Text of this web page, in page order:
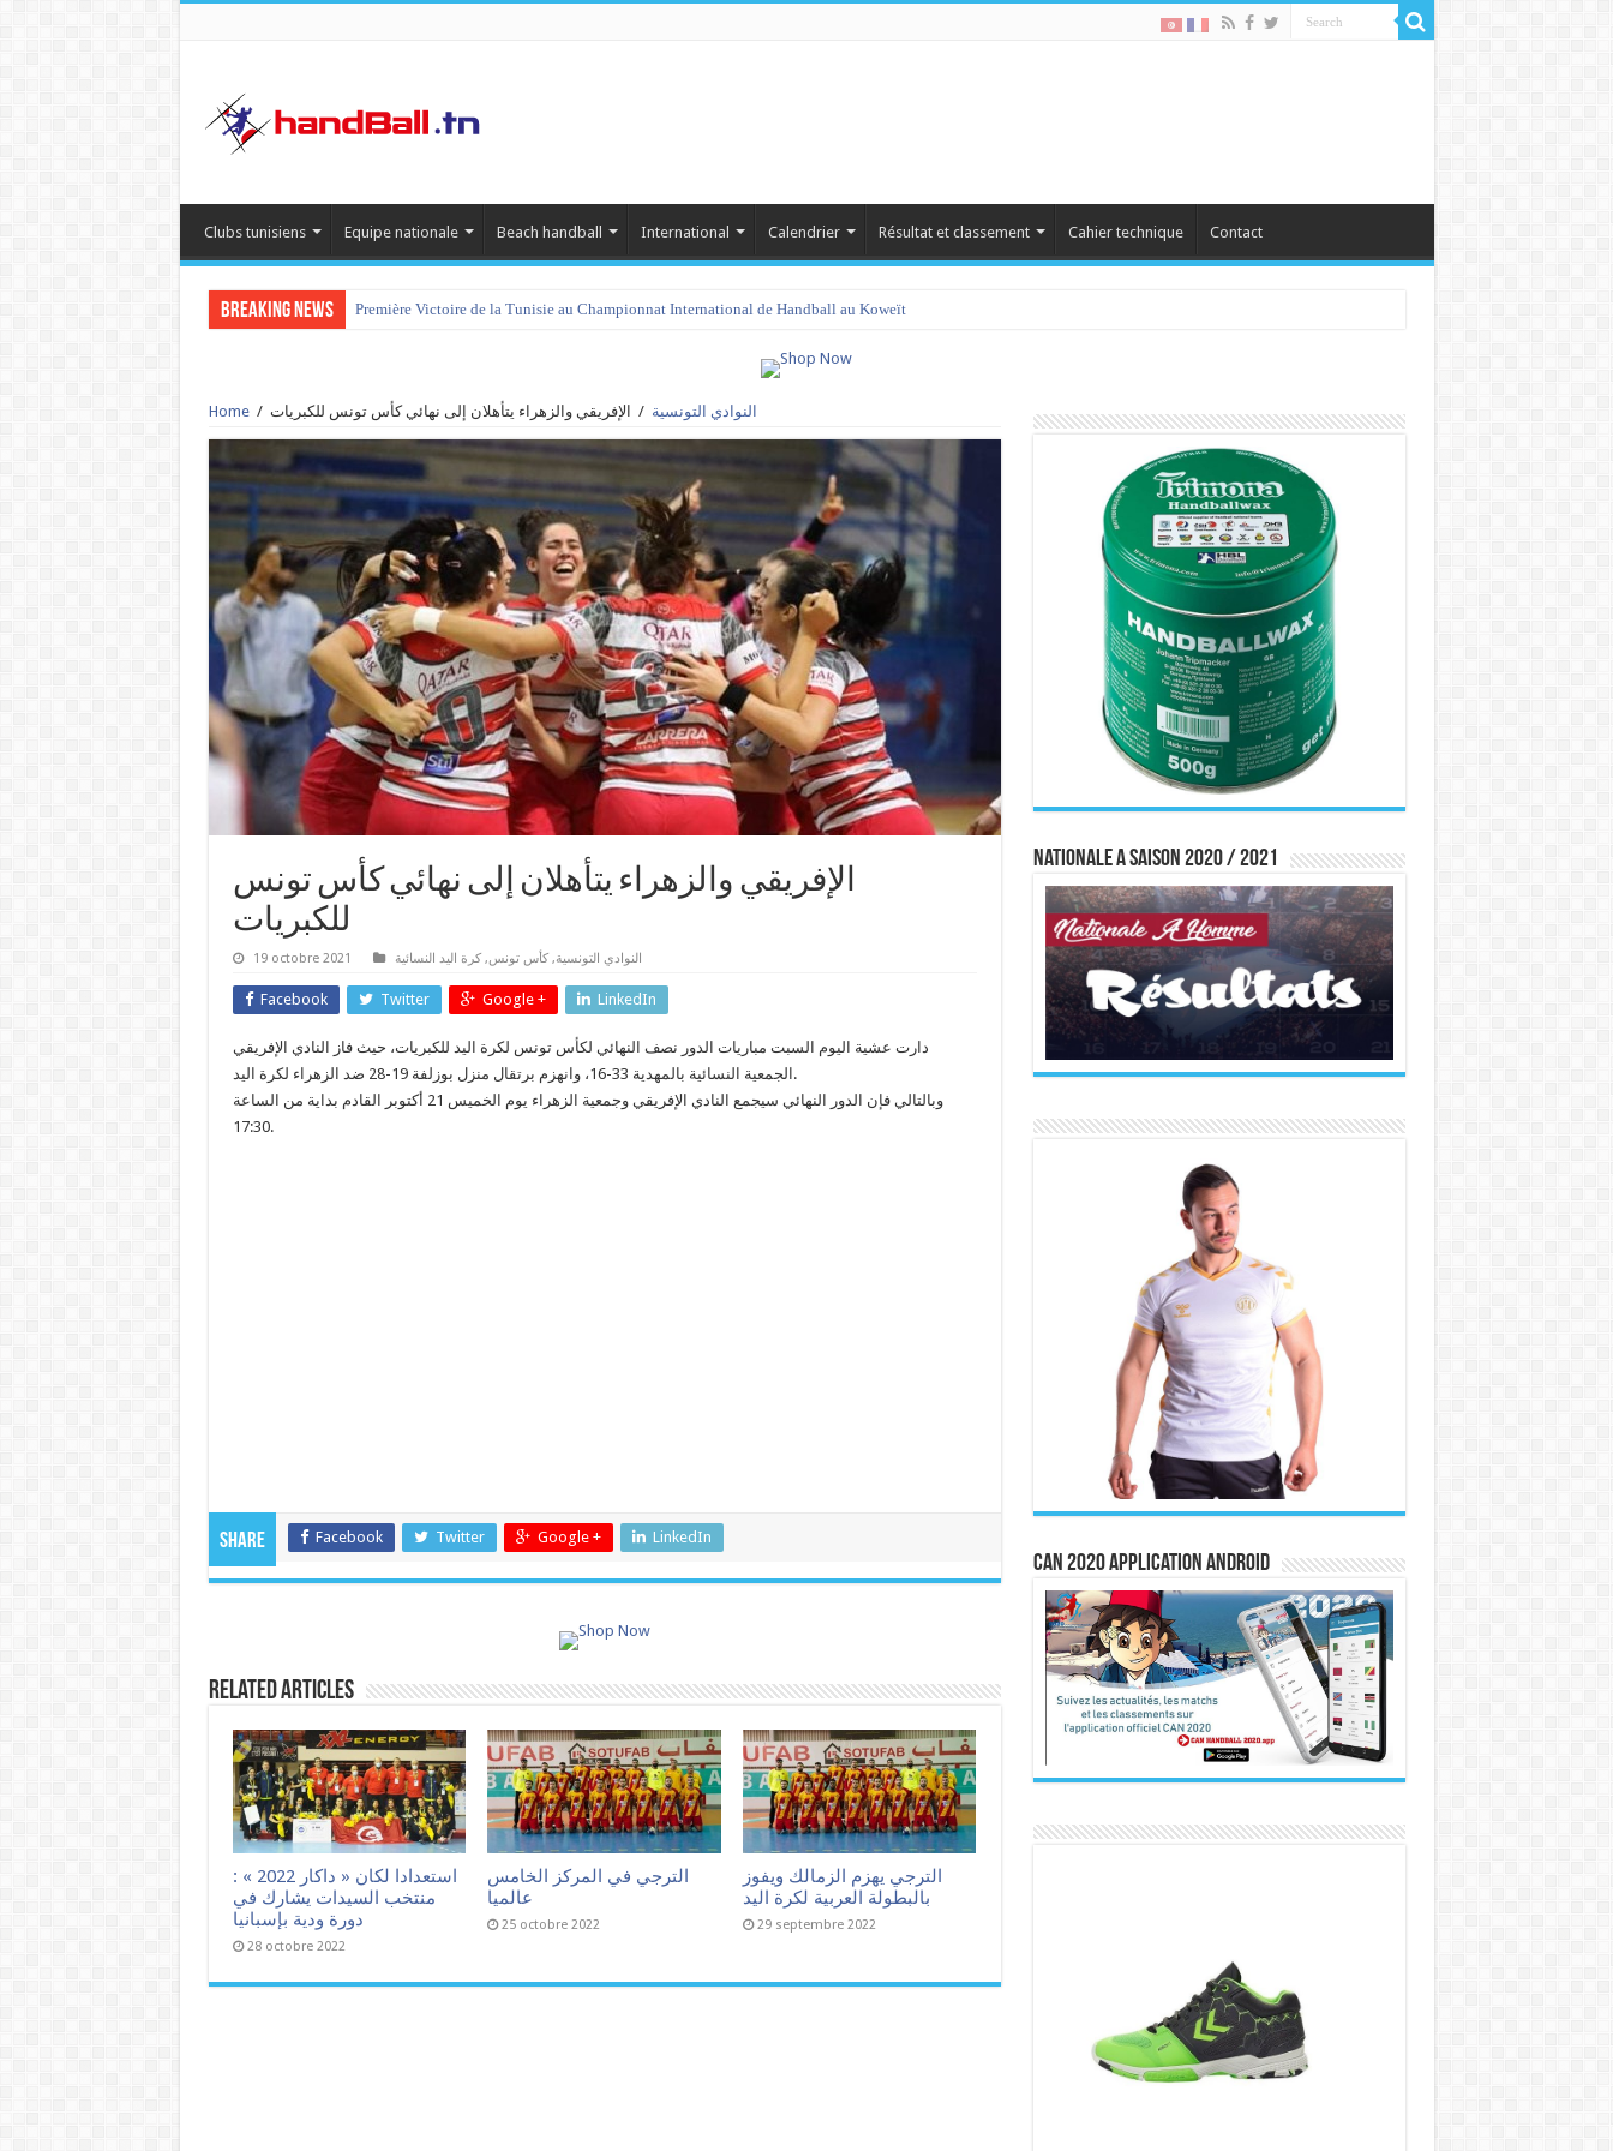
Clubs tunisiens Equipe nationale Beach handball International Calendrier Résultat et classement Cahier technique Contact
Breaking News Première Victoire de la Tunisie au Championnat International de Handball au Koweït
Home / النوادي التونسية / الإفريقي والزهراء يتأهلان إلى نهائي كأس تونس للكبريات
الإفريقي والزهراء يتأهلان إلى نهائي كأس تونس
للكبريات
19 octobre 2021 النوادي التونسية,كأس تونس,كرة اليد النسائية
Facebook Twitter Google + LinkedIn
دارت عشية اليوم السبت مباريات الدور نصف النهائي لكأس تونس لكرة اليد للكبريات، حيث فاز النادي الإفريقي
الجمعية النسائية بالمهدية 33-16، وانهزم برتقال منزل بوزلفة 19-28 ضد الزهراء لكرة اليد.
وبالتالي فإن الدور النهائي سيجمع النادي الإفريقي وجمعية الزهراء يوم الخميس 21 أكتوبر القادم بداية من الساعة
17:30.
Share Facebook Twitter Google + LinkedIn
Related Articles
استعدادا لكان « داكار 2022 » :
منتخب السيدات يشارك في
دورة ودية بإسبانيا
28 octobre 2022
الترجي في المركز الخامس
عالميا
25 octobre 2022
الترجي يهزم الزمالك ويفوز
بالبطولة العربية لكرة اليد
29 septembre 2022
Nationale A saison 2020 / 2021
CAN 2020 Application Android